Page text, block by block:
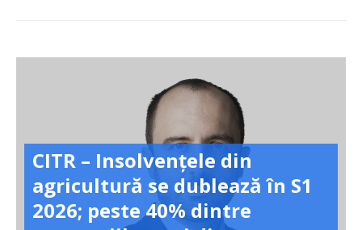
CITR – Insolvențele din
agricultură se dublează în S1
2026; peste 40% dintre